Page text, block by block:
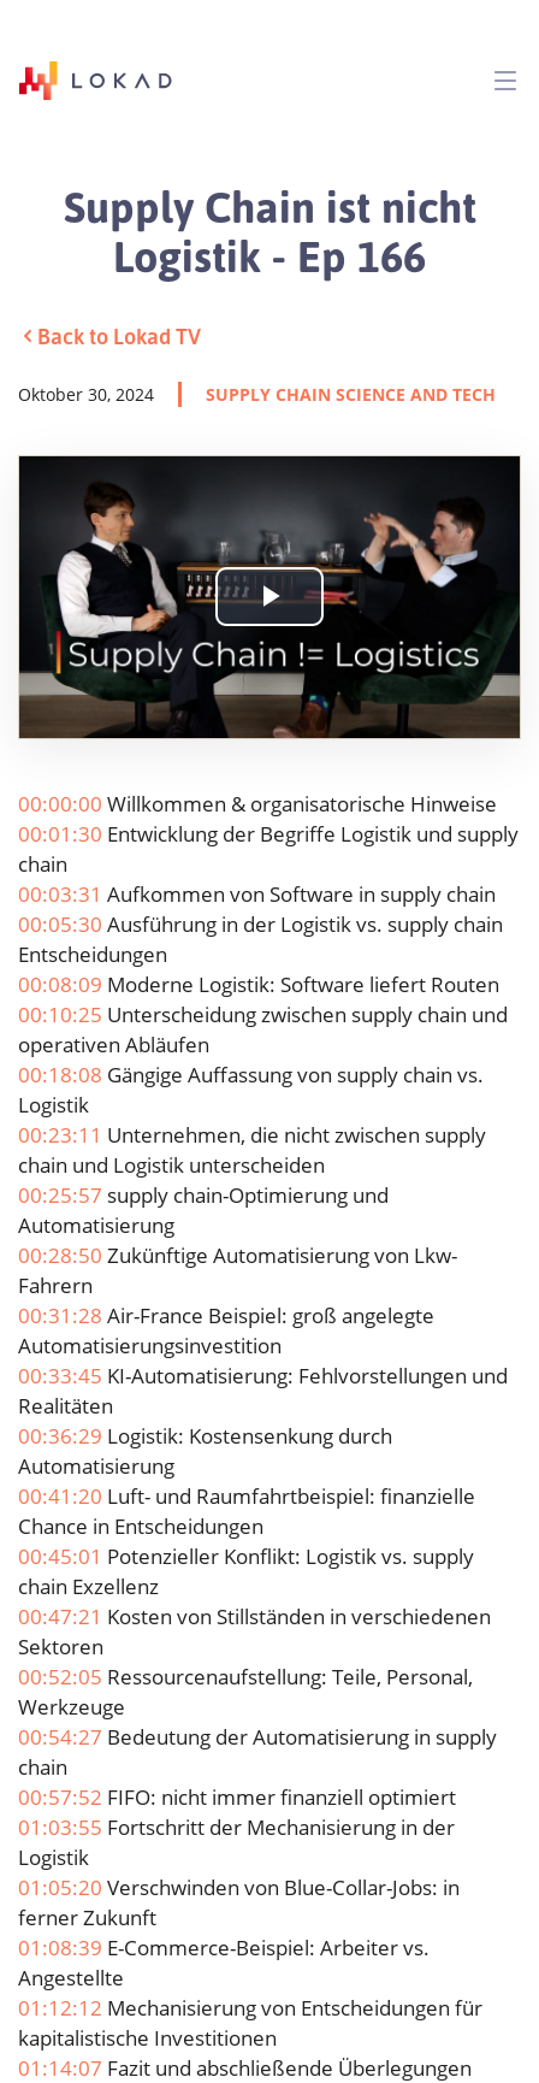
Supply Chain ist nicht
Logistik - Ep 166
Back to Lokad TV
Oktober 30, 2024 SUPPLY CHAIN SCIENCE AND TECH
Play
Video
00:00:00 Willkommen & organisatorische Hinweise
00:01:30 Entwicklung der Begriffe Logistik und supply
chain
00:03:31 Aufkommen von Software in supply chain
00:05:30 Ausführung in der Logistik vs. supply chain
Entscheidungen
00:08:09 Moderne Logistik: Software liefert Routen
00:10:25 Unterscheidung zwischen supply chain und
operativen Abläufen
00:18:08 Gängige Auffassung von supply chain vs.
Logistik
00:23:11 Unternehmen, die nicht zwischen supply
chain und Logistik unterscheiden
00:25:57 supply chain-Optimierung und
Automatisierung
00:28:50 Zukünftige Automatisierung von Lkw-
Fahrern
00:31:28 Air-France Beispiel: groß angelegte
Automatisierungsinvestition
00:33:45 KI-Automatisierung: Fehlvorstellungen und
Realitäten
00:36:29 Logistik: Kostensenkung durch
Automatisierung
00:41:20 Luft- und Raumfahrtbeispiel: finanzielle
Chance in Entscheidungen
00:45:01 Potenzieller Konflikt: Logistik vs. supply
chain Exzellenz
00:47:21 Kosten von Stillständen in verschiedenen
Sektoren
00:52:05 Ressourcenaufstellung: Teile, Personal,
Werkzeuge
00:54:27 Bedeutung der Automatisierung in supply
chain
00:57:52 FIFO: nicht immer finanziell optimiert
01:03:55 Fortschritt der Mechanisierung in der
Logistik
01:05:20 Verschwinden von Blue-Collar-Jobs: in
ferner Zukunft
01:08:39 E-Commerce-Beispiel: Arbeiter vs.
Angestellte
01:12:12 Mechanisierung von Entscheidungen für
kapitalistische Investitionen
01:14:07 Fazit und abschließende Überlegungen